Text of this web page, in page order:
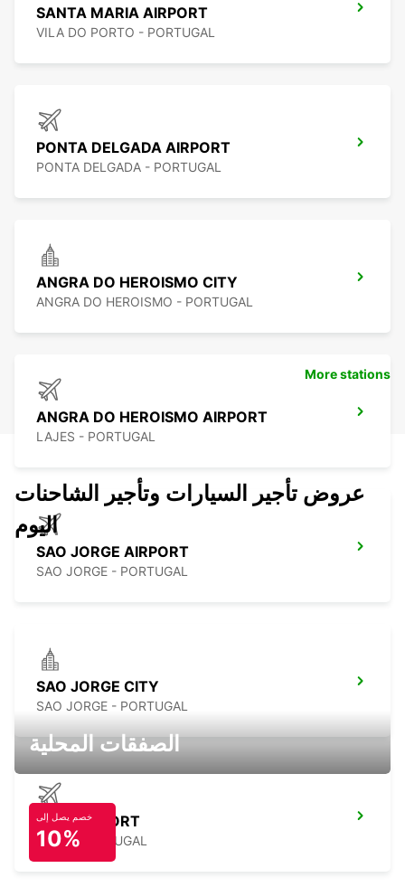
SANTA MARIA AIRPORT
VILA DO PORTO - PORTUGAL
PONTA DELGADA AIRPORT
PONTA DELGADA - PORTUGAL
ANGRA DO HEROISMO CITY
ANGRA DO HEROISMO - PORTUGAL
ANGRA DO HEROISMO AIRPORT
LAJES - PORTUGAL
SAO JORGE AIRPORT
SAO JORGE - PORTUGAL
SAO JORGE CITY
SAO JORGE - PORTUGAL
PICO AIRPORT
PICO - PORTUGAL
More stations
عروض تأجير السيارات وتأجير الشاحنات
اليوم
الصفقات المحلية
خصم يصل إلى
10%